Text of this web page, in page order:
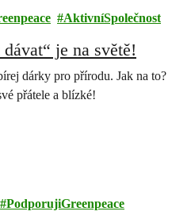
AktivníSpolečnost
je na světě!
dárky pro přírodu. Jak na to?
přátele a blízké!
PodporujiGreenpeace